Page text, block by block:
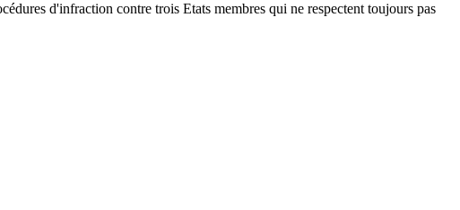
d'infraction contre trois Etats membres qui ne respectent toujours pas